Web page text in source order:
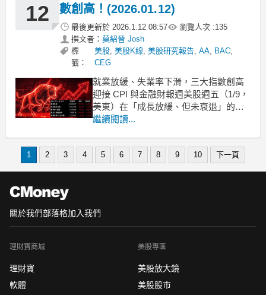
動會被放大，高估
12
數創高！(2026.01.12)
最後更新於 2026.1.12 08:57 瀏覽人次 :135
撰文者： 莫紹晉 Josh
標
籤：
美股, 美股K線, 美股研究報告, AA, BAC,
CEG
就業放緩、失業率下滑，三大指數創高
迎接 CPI 與金融財報週美股週五（1/9，
美東）在「成長放緩、但未衰退」的就
業數據下續強收高，S&P500 收
（+0.8%），均站歷史新高，小型股
繼續閱讀...
1 2 3 4 5 6 7 8 9 10 下一頁
關於我們部落格加入我們
理財寶商城
理財寶
軟體
美股專區
美股放大鏡
美股股市